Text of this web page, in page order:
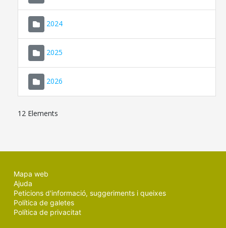
2024
2025
2026
12 Elements
Mapa web
Ajuda
Peticions d'informació, suggeriments i queixes
Política de galetes
Política de privacitat